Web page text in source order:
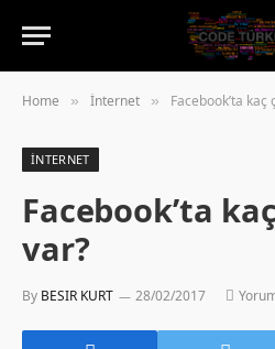
Home » İnternet » Facebook’ta kaç
İNTERNET
Facebook’ta
var?
By BESIR KURT 28/02/2017